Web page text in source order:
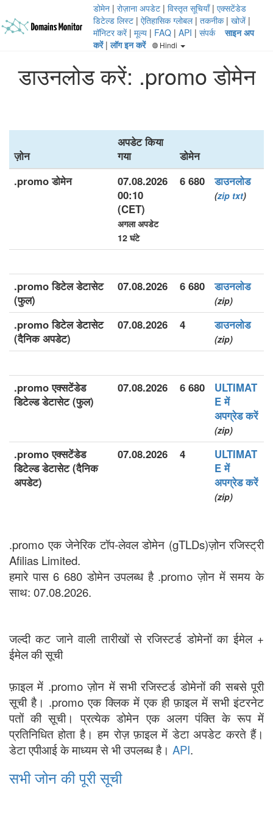
डोमेन | रोज़ाना अपडेट | विस्तृत सूचियाँ| एक्सटेंडेड
डिटेल्ड लिस्ट | ऐतिहासिक ग्लोबल| तकनीक| खोजें |
मॉनिटर करें| मूल्य | FAQ | API | संपर्क
साइन अप
करें|लॉग इन करें Hindi
डाउनलोड करें: .promo डोमेन
ज़ोन
अपडेट किया
गया
डोमेन
.promo डोमेन
07.08.2026
00:10
(CET)
अगला अपडेट
12 घंटे
6 680 डाउनलोड
(zip txt)
.promo डिटेल डेटासेट
(फुल)
07.08.2026 6 680 डाउनलोड
(zip)
.promo डिटेल डेटासेट
(दैनिक अपडेट)
07.08.2026 4 डाउनलोड
(zip)
.promo एक्सटेंडेड
डिटेल्ड डेटासेट (फुल)
07.08.2026 6 680
ULTIMAT
E में
अपग्रेड करें
(zip)
.promo एक्सटेंडेड
डिटेल्ड डेटासेट (दैनिक
अपडेट)
07.08.2026 4
ULTIMAT
E में
अपग्रेड करें
(zip)
.promo एक जेनेरिक टॉप-लेवल डोमेन (gTLDs)ज़ोन रजिस्ट्री
Afilias Limited.
हमारे पास 6 680 डोमेन उपलब्ध है .promo ज़ोन में समय के
साथ: 07.08.2026.
जल्दी कट जाने वाली तारीखों से रजिस्टर्ड डोमेनों का ईमेल +
ईमेल की सूची
फ़ाइल में .promo ज़ोन में सभी रजिस्टर्ड डोमेनों की सबसे पूरी
सूची है। .promo एक क्लिक में एक ही फ़ाइल में सभी इंटरनेट
पतों की सूची। प्रत्येक डोमेन एक अलग पंक्ति के रूप में
प्रतिनिधित होता है। हम रोज़ फ़ाइल में डेटा अपडेट करते हैं।
डेटा एपीआई के माध्यम से भी उपलब्ध है। API.
सभी जोन की पूरी सूची